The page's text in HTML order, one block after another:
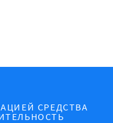
СРЕДСТВА